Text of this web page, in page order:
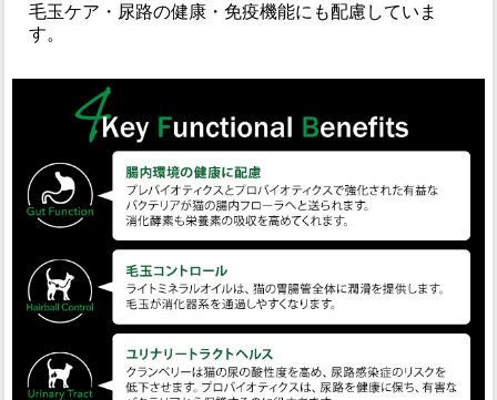
毛玉ケア・尿路の健康・免疫機能にも配慮していま
す。